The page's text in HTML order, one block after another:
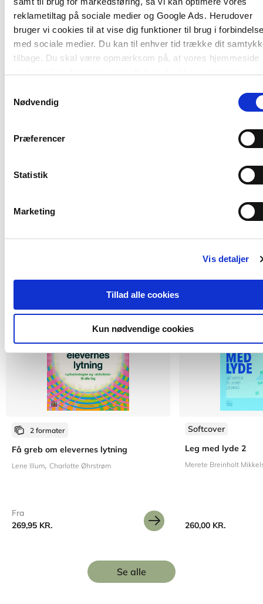
reklametiltag på sociale medier og Google Ads. Herudover
bruger vi cookies til at vise dig funktioner til brug i
med sociale medier. Du kan til enhver tid trække dit
tilbage. Du skal være opmærksom på, at vores hjemmeside
Nødvendig
Præferencer
Statistik
Marketing
Vis detaljer
Tillad alle cookies
Kun nødvendige cookies
2 formater
Læselyst i skole og SFO
Softcover
Læseforståelse -
2 formater
Få greb om elevernes lytning
Lene Illum Charlotte Øhrstrøm
Fra
269,95 KR.
Softcover
Leg med lyde 2
Merete Breinholt
260,00 KR.
Se alle